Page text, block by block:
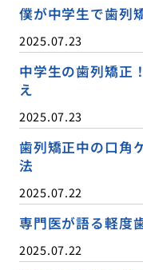
僕が中学生で歯列
2025.07.23
中学生の歯列矯正
え
2025.07.23
歯列矯正中の口角
法
2025.07.22
専門医が語る軽度
2025.07.22